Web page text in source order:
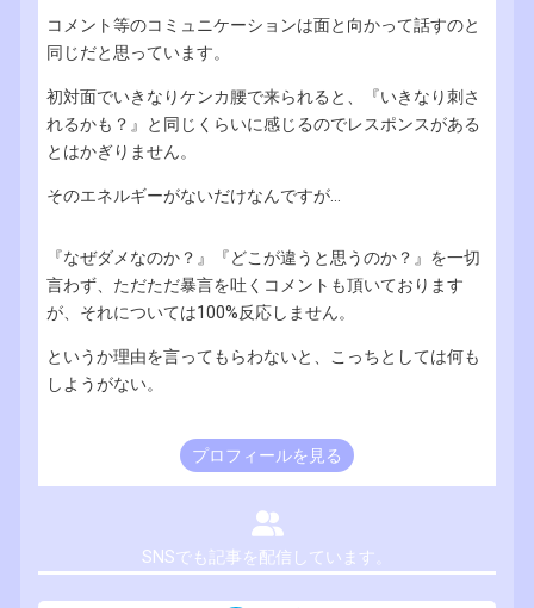
コメント等のコミュニケーションは面と向かって話すのと
同じだと思っています。
初対面でいきなりケンカ腰で来られると、『いきなり刺さ
れるかも？』と同じくらいに感じるのでレスポンスがある
とはかぎりません。
そのエネルギーがないだけなんですが...
『なぜダメなのか？』『どこが違うと思うのか？』を一切
言わず、ただただ暴言を吐くコメントも頂いております
が、それについては100%反応しません。
というか理由を言ってもらわないと、こっちとしては何も
しようがない。
プロフィールを見る
SNSでも記事を配信しています。